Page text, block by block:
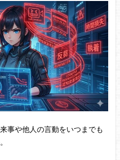
事や他人の言動をいつまでも